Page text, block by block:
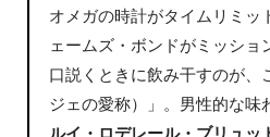
オメガの時計がタイムリミッ
ェームズ・ボンドがミッショ
口説くときに飲み干すのが、
ジェの愛称）」。男性的な味
ルイ・ロデレール・ブリュ